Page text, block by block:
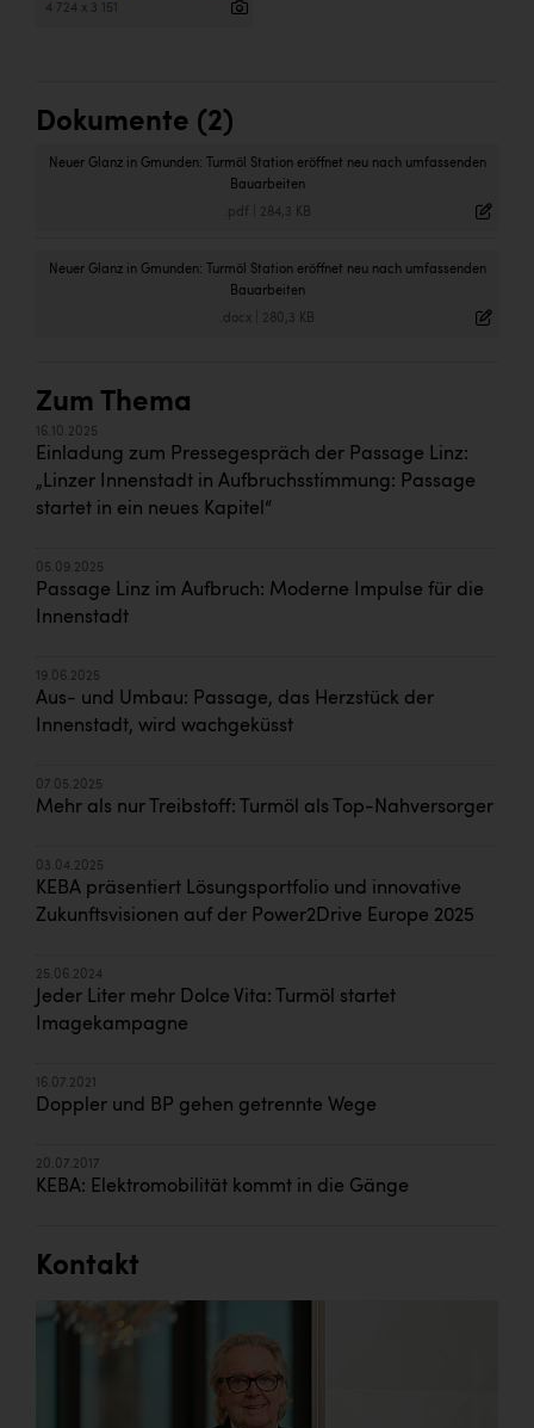
4 724 x 3 151
Dokumente (2)
Neuer Glanz in Gmunden: Turmöl Station eröffnet neu nach umfassenden
Bauarbeiten
.pdf 284,3 KB
Neuer Glanz in Gmunden: Turmöl Station eröffnet neu nach umfassenden
Bauarbeiten
.docx 280,3 KB
Zum Thema
16.10.2025
Einladung zum Pressegespräch der Passage Linz:
„Linzer Innenstadt in Aufbruchsstimmung: Passage
startet in ein neues Kapitel“
05.09.2025
Passage Linz im Aufbruch: Moderne Impulse für die
Innenstadt
19.06.2025
Aus- und Umbau: Passage, das Herzstück der
Innenstadt, wird wachgeküsst
07.05.2025
Mehr als nur Treibstoff: Turmöl als Top-Nahversorger
03.04.2025
KEBA präsentiert Lösungsportfolio und innovative
Zukunftsvisionen auf der Power2Drive Europe 2025
25.06.2024
Jeder Liter mehr Dolce Vita: Turmöl startet
Imagekampagne
16.07.2021
Doppler und BP gehen getrennte Wege
20.07.2017
KEBA: Elektromobilität kommt in die Gänge
Kontakt